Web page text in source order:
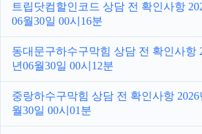
트립닷컴할인코드 상담 전 확인사항
06월30일 00시16분
동대문구하수구막힘 상담 전 확인사항
년06월30일 00시12분
중랑하수구막힘 상담 전 확인사항 2026
월30일 00시01분